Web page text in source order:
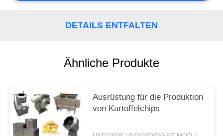
DETAILS ENTFALTEN
Ähnliche Produkte
Ausrüstung für die Produktion
von Kartoffelchips